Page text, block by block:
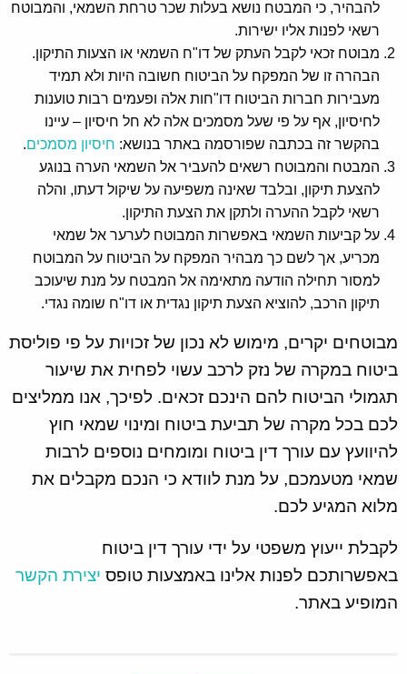
להבהיר, כי המבטח נושא בעלות שכר טרחת השמאי, והמבוטח
רשאי לפנות אליו ישירות.
מבוטח זכאי לקבל העתק של דו"ח השמאי או הצעות התיקון.
הבהרה זו של המפקח על הביטוח חשובה היות ולא תמיד
מעבירות חברות הביטוח דו"חות אלה ופעמים רבות טוענות
לחיסיון, אף על פי שעל מסמכים אלה לא חל חיסיון – עיינו
בהקשר זה בכתבה שפורסמה באתר בנושא: חיסיון מסמכים.
המבטח והמבוטח רשאים להעביר אל השמאי הערה בנוגע
להצעת תיקון, ובלבד שאינה משפיעה על שיקול דעתו, והלה
רשאי לקבל ההערה ולתקן את הצעת התיקון.
על קביעות השמאי באפשרות המבוטח לערער אל שמאי
מכריע, אך לשם כך מבהיר המפקח על הביטוח על המבוטח
למסור תחילה הודעה מתאימה אל המבטח על מנת שיעוכב
תיקון הרכב, להוציא הצעת תיקון נגדית או דו"ח שומה נגדי.
מבוטחים יקרים, מימוש לא נכון של זכויות על פי פוליסת
ביטוח במקרה של נזק לרכב עשוי לפחית את שיעור
תגמולי הביטוח להם הינכם זכאים. לפיכך, אנו ממליצים
לכם בכל מקרה של תביעת ביטוח ומינוי שמאי חוץ
להיוועץ עם עורך דין ביטוח ומומחים נוספים לרבות
שמאי מטעמכם, על מנת לוודא כי הנכם מקבלים את
מלוא המגיע לכם.
לקבלת ייעוץ משפטי על ידי עורך דין ביטוח
באפשרותכם לפנות אלינו באמצעות טופס יצירת הקשר
המופיע באתר.